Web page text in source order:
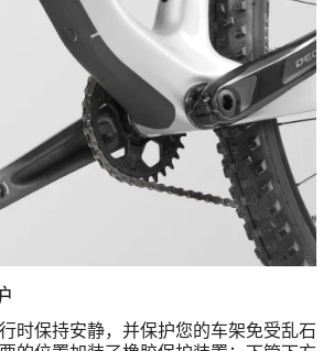
时保持安静，并保护您的车架免受乱石